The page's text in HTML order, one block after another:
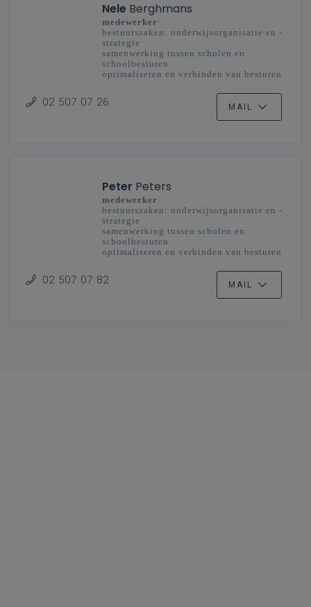
Nele Berghmans
medewerker
bestuurszaken: onderwijsorganisatie en -
strategie
samenwerking tussen scholen en
schoolbesturen
optimaliseren en verbinden van besturen
02 507 07 26 MAIL
Peter Peters
medewerker
bestuurszaken: onderwijsorganisatie en -
strategie
samenwerking tussen scholen en
schoolbesturen
optimaliseren en verbinden van besturen
02 507 07 82 MAIL